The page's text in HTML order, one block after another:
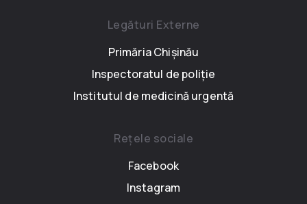
Legături Externe
Primăria Chișinău
Inspectoratul de poliție
Institutul de medicină urgentă
Rețele sociale
Facebook
Instagram